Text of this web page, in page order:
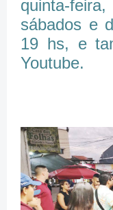
quinta-
sábados e
19 hs, e
Youtube.